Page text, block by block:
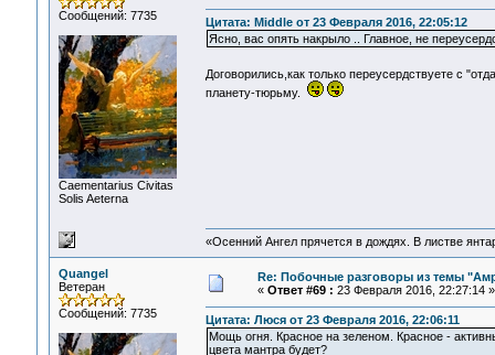
Сообщений: 7735
Сaementarius Civitas
Solis Aeterna
Цитата: Middle от 23 Февраля 2016, 22:05:12
Ясно, вас опять накрыло .. Главное, не
Договорились,как только переусердствуете с
планету-тюрьму.
«Осенний Ангел прячется в дождях. В листве
Quangel
Ветеран
Сообщений: 7735
Re: Побочные разговоры из темы
« Ответ #69 : 23 Февраля 2016, 22:27:14 »
Цитата: Люся от 23 Февраля 2016, 22:06:11
Мощь огня. Красное на зеленом. Красное -
цвета мантра будет?